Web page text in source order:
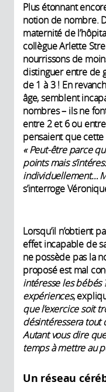
Plus étonnant
notion de nombre.
maternité de
collègue Arlette
nourrissons de
distinguer entre de
de 1 à 3 ! En
âge, semblent
nombres – ils ne
entre 2 et 6 ou
pensaient que
« Peut-être parce
points mais
individuellement…
s’interroge
Lorsqu’il n’obtient
effet incapable de
ne possède pas la
proposé est mal
intéresse les bébés
expériences,
que l’exercice soit
désintéressera tout
Autant vous dire
temps à mettre au
Un réseau